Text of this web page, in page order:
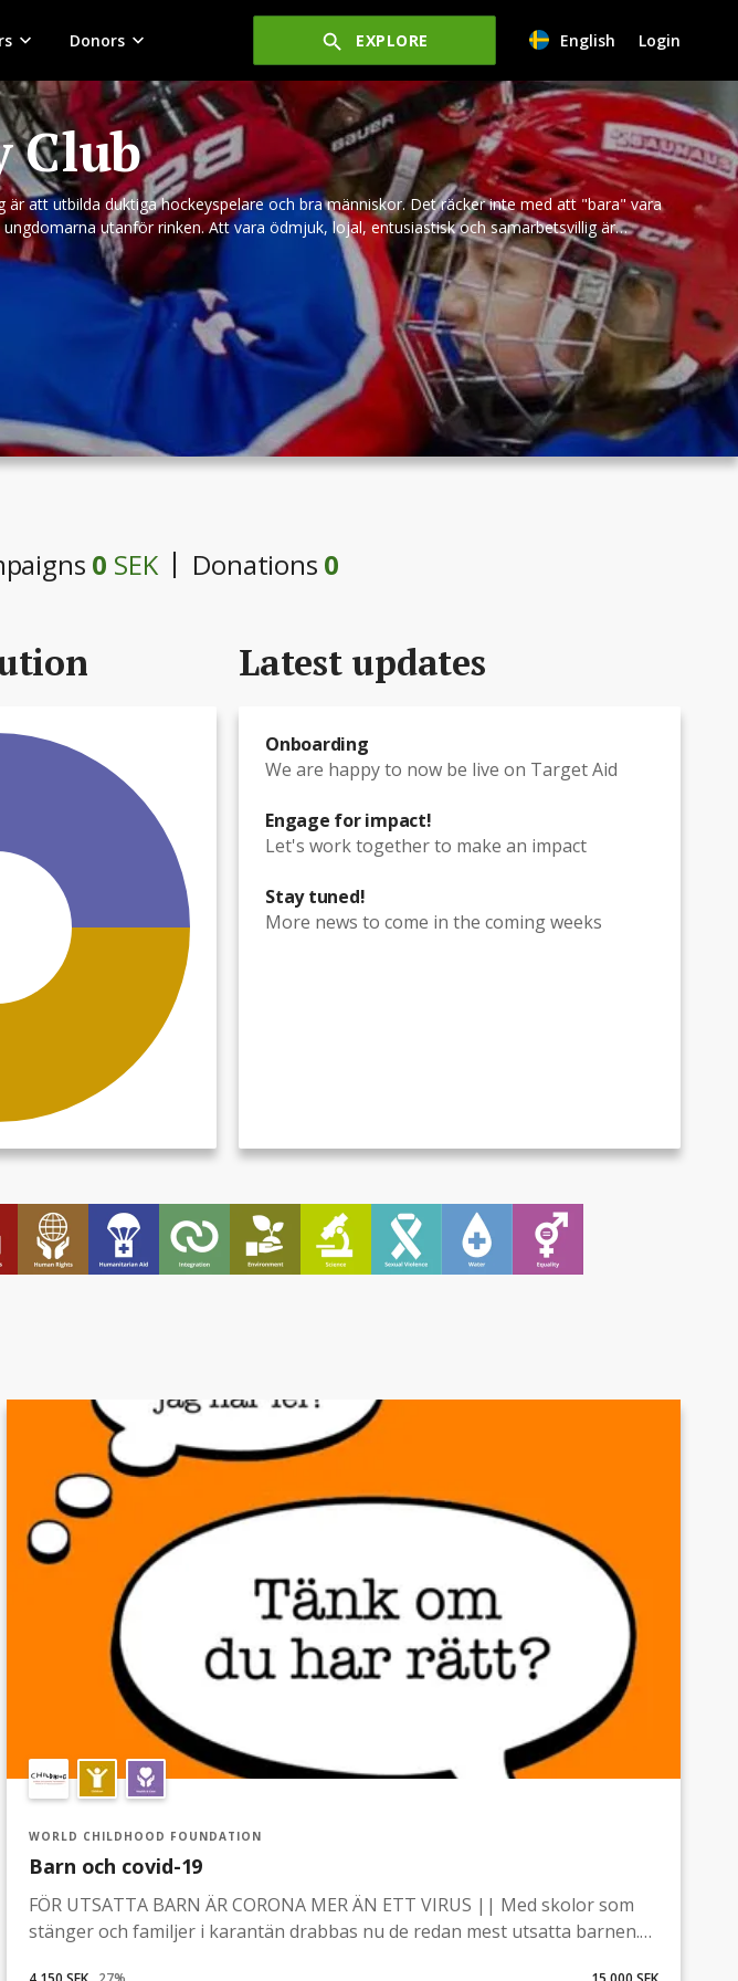
Donors EXPLORE English Login
Club
är att utbilda duktiga hockeyspelare och bra människor. Det räcker inte med att "bara" vara
utanför rinken. Att vara ödmjuk, lojal, entusiastisk och samarbetsvillig är
därför aktivt med att utbilda våra ungdomar i den riktningen.
0 SEK Donations 0
Latest updates
Onboarding
We are happy to now be live on Target Aid
Engage for impact!
Let's work together to make an impact
Stay tuned!
More news to come in the coming weeks
WORLD CHILDHOOD FOUNDATION
Barn och covid-19
FÖR UTSATTA BARN ÄR CORONA MER ÄN ETT VIRUS || Med skolor som
stänger och familjer i karantän drabbas nu de redan mest utsatta barnen.